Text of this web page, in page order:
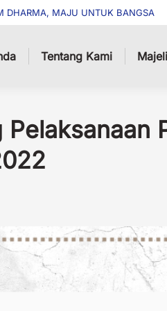
DHARMA, MAJU UNTUK BANGSA
Tentang Kami